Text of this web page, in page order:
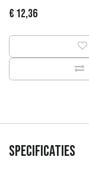
€ 12,36
Specificaties